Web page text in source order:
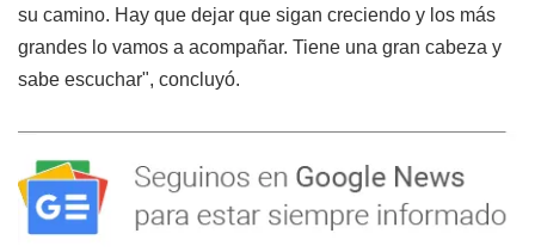
su camino. Hay que dejar que sigan creciendo y los más
grandes lo vamos a acompañar. Tiene una gran cabeza y
sabe escuchar", concluyó.